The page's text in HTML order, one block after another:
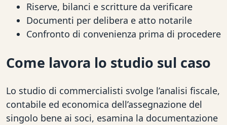
Riserve, bilanci e scritture da verificare
Documenti per delibera e atto notarile
Confronto di convenienza prima di procedere
Come lavora lo studio sul caso
Lo studio di commercialisti svolge l’analisi fiscale,
contabile ed economica dell’assegnazione del
singolo bene ai soci, esamina la documentazione